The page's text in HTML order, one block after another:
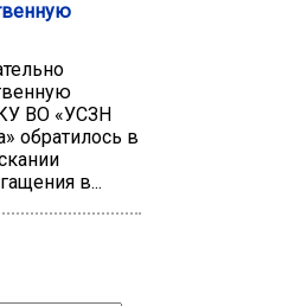
ВО «УСЗН
обратилось в
в...